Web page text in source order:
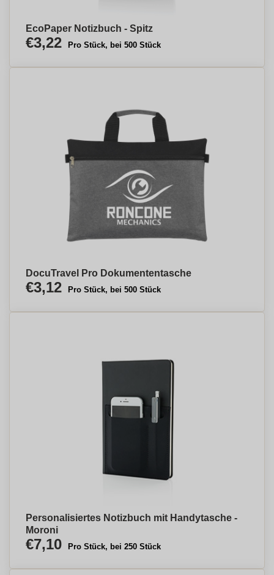
EcoPaper Notizbuch - Spitz
€3,22 Pro Stück, bei 500 Stück
DocuTravel Pro Dokumententasche
€3,12 Pro Stück, bei 500 Stück
Personalisiertes Notizbuch mit Handytasche -
Moroni
€7,10 Pro Stück, bei 250 Stück